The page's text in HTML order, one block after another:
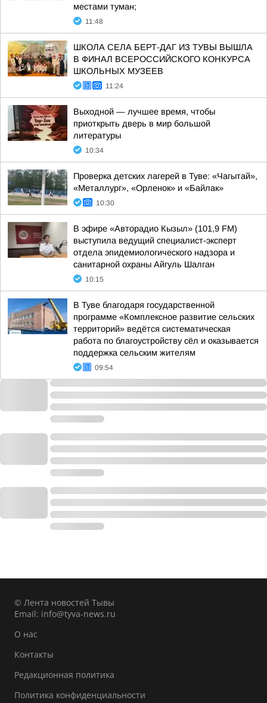
местами туман;
11:48
ШКОЛА СЕЛА БЕРТ-ДАГ ИЗ ТУВЫ ВЫШЛА
В ФИНАЛ ВСЕРОССИЙСКОГО КОНКУРСА
ШКОЛЬНЫХ МУЗЕЕВ
11:24
Выходной — лучшее время, чтобы
приоткрыть дверь в мир большой
литературы
10:34
Проверка детских лагерей в Туве: «Чагытай»,
«Металлург», «Орленок» и «Байлак»
10:30
В эфире «Авторадио Кызыл» (101,9 FM)
выступила ведущий специалист-эксперт
отдела эпидемиологического надзора и
санитарной охраны Айгуль Шалган
10:15
В Туве благодаря государственной
программе «Комплексное развитие сельских
территорий» ведётся систематическая
работа по благоустройству сёл и оказывается
поддержка сельским жителям
09:54
© Лента новостей Тывы
Email: info@tyva-news.ru
О нас
Контакты
Редакционная политика
Политика конфиденциальности